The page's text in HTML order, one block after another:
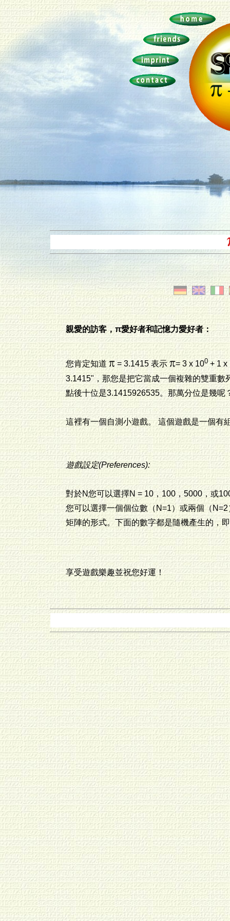
親愛的訪客，π愛好者和記憶力愛好者：
您肯定知道 = 3.1415 表示 = 3 x 100 + 1 x
3.1415"，那您是把它當成一個複雜的雙重
點後十位是3.1415926535。那萬分位是幾
這裡有一個自測小遊戲。 這個遊戲是一個有
遊戲設定(Preferences):
對於N您可以選擇N = 10，100，5000，或
您可以選擇一個個位數（N=1）或兩個（
矩陣的形式。下面的數字都是隨機產生的，
享受遊戲樂趣並祝您好運！